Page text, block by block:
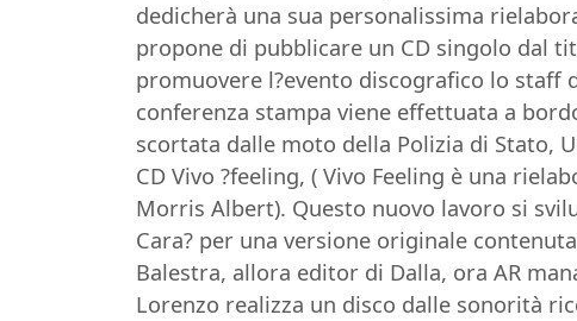
dedicherà una sua personalissima
propone di pubblicare un CD singolo dal
promuovere l?evento discografico lo staff
conferenza stampa viene effettuata a
scortata dalle moto della Polizia di Stato,
CD Vivo ?feeling, ( Vivo Feeling è una
Morris Albert). Questo nuovo lavoro si
Cara? per una versione originale
Balestra, allora editor di Dalla, ora AR
Lorenzo realizza un disco dalle sonorità